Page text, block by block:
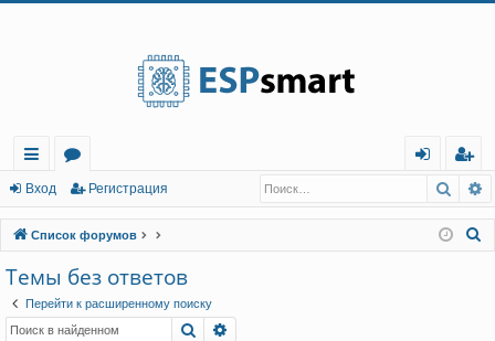
с
ы
лк
и
о
ру
м
ы
д
г
ис
тр
Вход Регистрация
Список форумов
Темы без ответов
Перейти к расширенному поиску
Поиск